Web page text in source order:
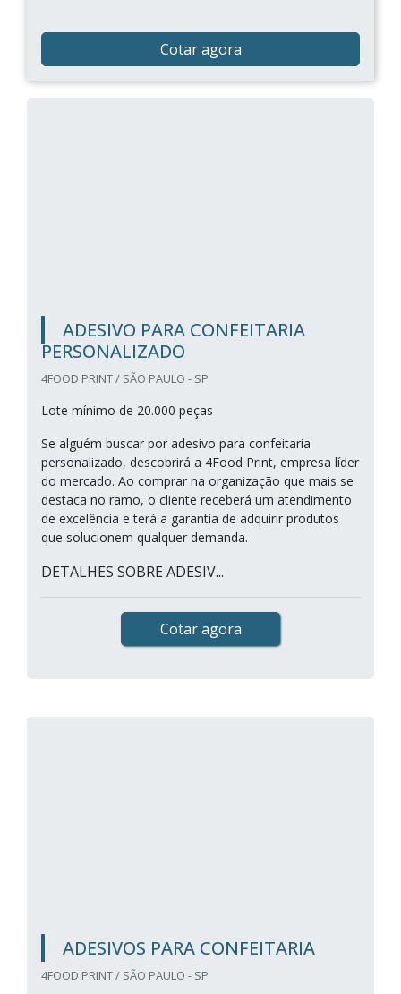
Cotar agora
ADESIVO PARA CONFEITARIA
PERSONALIZADO
4FOOD PRINT / SÃO PAULO - SP
Lote mínimo de 20.000 peças
Se alguém buscar por adesivo para confeitaria
personalizado, descobrirá a 4Food Print, empresa líder
do mercado. Ao comprar na organização que mais se
destaca no ramo, o cliente receberá um atendimento
de excelência e terá a garantia de adquirir produtos
que solucionem qualquer demanda.
DETALHES SOBRE ADESIV...
Cotar agora
ADESIVOS PARA CONFEITARIA
4FOOD PRINT / SÃO PAULO - SP